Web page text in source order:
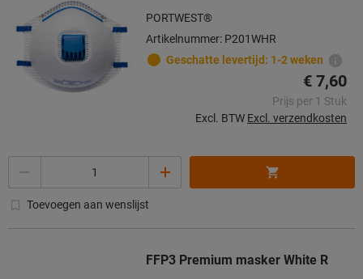
PORTWEST®
Artikelnummer: P201WHR
Geschatte levertijd: 1-2 weken
€ 7,60
Prijs per 1 Stuk
Excl. BTW Excl. verzendkosten
Toevoegen aan wenslijst
FFP3 Premium masker White R